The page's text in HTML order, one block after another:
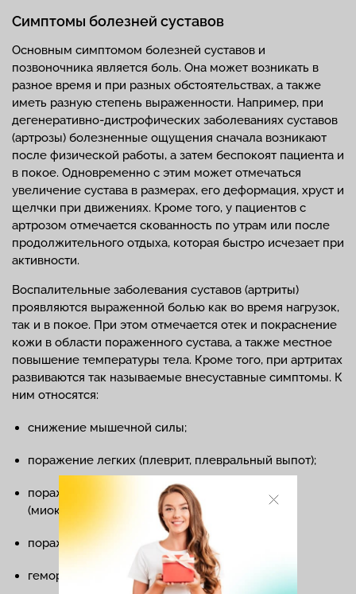
Симптомы болезней суставов
Основным симптомом болезней суставов и
позвоночника является боль. Она может возникать в
разное время и при разных обстоятельствах, а также
иметь разную степень выраженности. Например, при
дегенеративно-дистрофических заболеваниях суставов
(артрозы) болезненные ощущения сначала возникают
после физической работы, а затем беспокоят пациента и
в покое. Одновременно с этим может отмечаться
увеличение сустава в размерах, его деформация, хруст и
щелчки при движениях. Кроме того, у пациентов с
артрозом отмечается скованность по утрам или после
продолжительного отдыха, которая быстро исчезает при
активности.
Воспалительные заболевания суставов (артриты)
проявляются выраженной болью как во время нагрузок,
так и в покое. При этом отмечается отек и покраснение
кожи в области пораженного сустава, а также местное
повышение температуры тела. Кроме того, при артритах
развиваются так называемые внесуставные симптомы. К
ним относятся:
снижение мышечной силы;
поражение легких (плеврит, плевральный выпот);
поражение сердечно-сосудистой системы
(миокардит, перикардит);
поражение нервной системы (васкулит);
геморрагическая сыпь;